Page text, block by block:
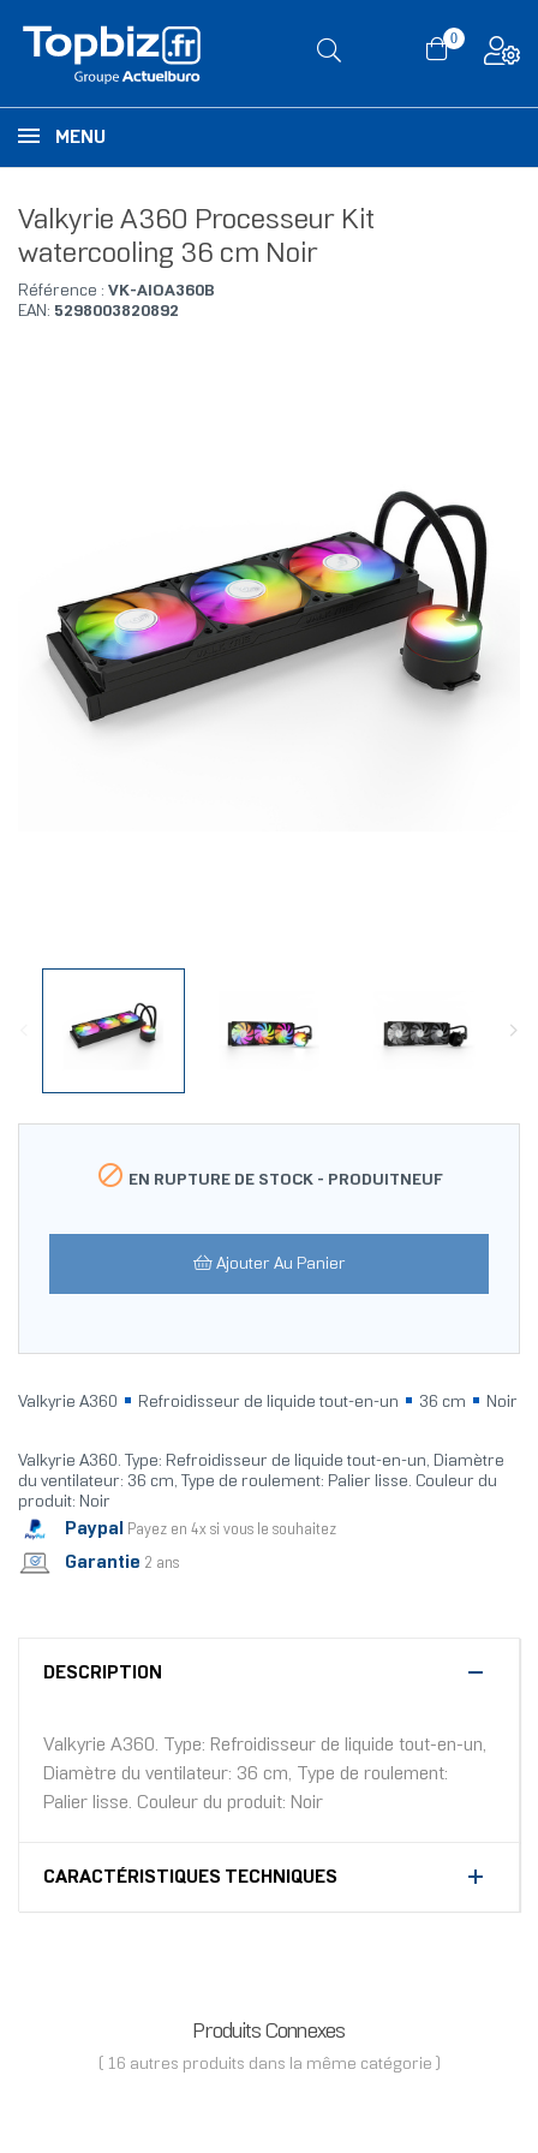
0
MENU
Valkyrie A360 Processeur Kit
watercooling 36 cm Noir
Référence : VK-AIOA360B
EAN: 5298003820892
 EN RUPTURE DE STOCK - PRODUITNEUF
Ajouter Au Panier
Valkyrie A360 Refroidisseur de liquide tout-en-un 36 cm Noir
Valkyrie A360. Type: Refroidisseur de liquide tout-en-un, Diamètre
du ventilateur: 36 cm, Type de roulement: Palier lisse. Couleur du
produit: Noir
Paypal Payez en 4x si vous le souhaitez
Garantie 2 ans
DESCRIPTION
Valkyrie A360. Type: Refroidisseur de liquide tout-en-un,
Diamètre du ventilateur: 36 cm, Type de roulement:
Palier lisse. Couleur du produit: Noir
CARACTÉRISTIQUES TECHNIQUES
Produits Connexes
( 16 autres produits dans la même catégorie )